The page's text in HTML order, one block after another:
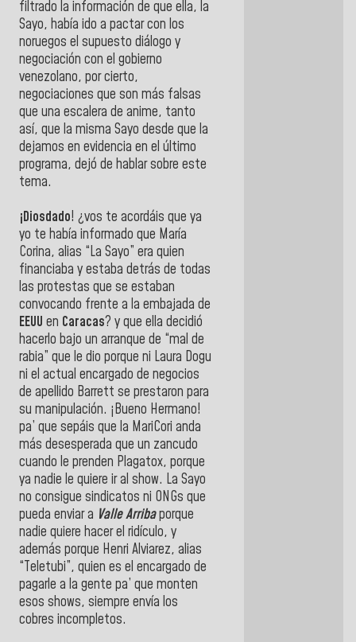
filtrado la información de que ella, la
Sayo, había ido a pactar con los
noruegos el supuesto diálogo y
negociación con el gobierno
venezolano, por cierto,
negociaciones que son más falsas
que una escalera de anime, tanto
así, que la misma Sayo desde que la
dejamos en evidencia en el último
programa, dejó de hablar sobre este
tema.
¡Diosdado! ¿vos te acordáis que ya
yo te había informado que María
Corina, alias “La Sayo” era quien
financiaba y estaba detrás de todas
las protestas que se estaban
convocando frente a la embajada de
EEUU en Caracas? y que ella decidió
hacerlo bajo un arranque de “mal de
rabia” que le dio porque ni Laura Dogu
ni el actual encargado de negocios
de apellido Barrett se prestaron para
su manipulación. ¡Bueno Hermano!
pa’ que sepáis que la MariCori anda
más desesperada que un zancudo
cuando le prenden Plagatox, porque
ya nadie le quiere ir al show. La Sayo
no consigue sindicatos ni ONGs que
pueda enviar a Valle Arribaporque
nadie quiere hacer el ridículo, y
además porque Henri Alviarez, alias
“Teletubi”, quien es el encargado de
pagarle a la gente pa’ que monten
esos shows, siempre envía los
cobres incompletos.